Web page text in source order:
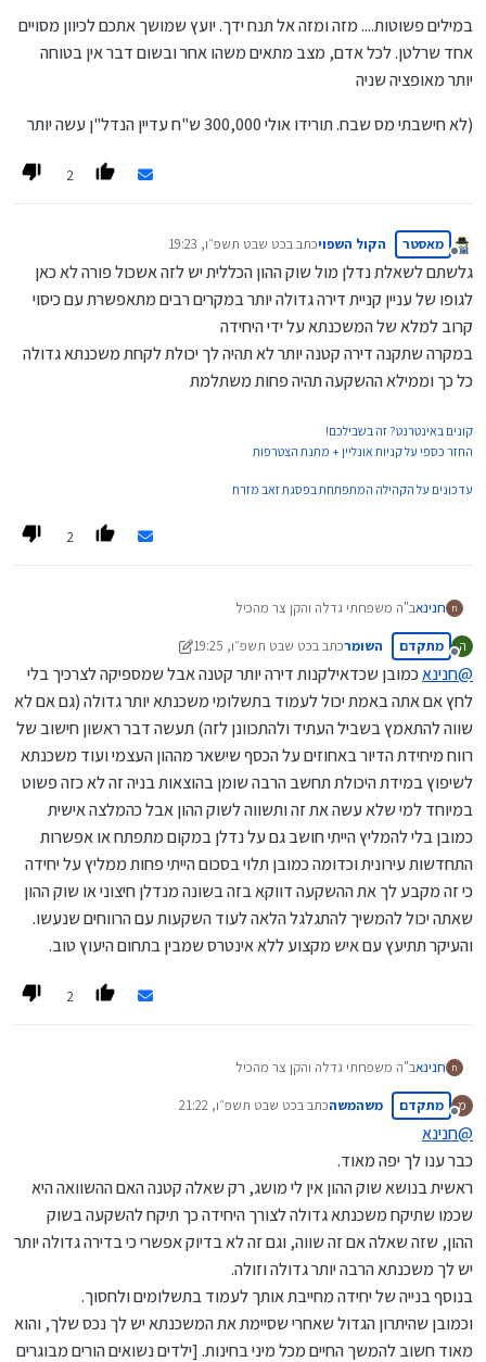
במילים פשוטות.... מזה ומזה אל תנח ידך. יועץ שמושך אתכם לכיוון מסויים
אחד שרלטן. לכל אדם, מצב מתאים משהו אחר ובשום דבר אין בטוחה
יותר מאופציה שניה
(לא חישבתי מס שבח. תורידו אולי 300,000 ש"ח עדיין הנדל"ן עשה יותר
2
מנותק
מאסטר הקול השפויכתב בכט שבט תשפ״ו, 19:23
נערך לאחרונה על ידי
גלשתם לשאלת נדלן מול שוק ההון הכללית יש לזה אשכול פורה לא כאן
לגופו של עניין קניית דירה גדולה יותר במקרים רבים מתאפשרת עם כיסוי
קרוב למלא של המשכנתא על ידי היחידה
במקרה שתקנה דירה קטנה יותר לא תהיה לך יכולת לקחת משכנתא גדולה
כל כך וממילא ההשקעה תהיה פחות משתלמת
קונים באינטרנט? זה בשבילכם!
החזר כספי על קניות אונליין + מתנת הצטרפות
עדכונים על הקהילה המתפתחת בפסגת זאב מזרח
2
ח חנינאב"ה משפחתי גדלה והקן צר מהכיל
עם משכנתא סבירה (הפער בין הדירה שלי כיום לדירה האחרת) או לקנות
דירה יותר גדולה ולעשות יחידה שתכסה את רוב הפער של התוספת
כהשקעה אני מעריך שזה לא שווה מבחינת האחוזים שזה מניב זה פחות
משוק ההון וכו' אבל לכאו' זה סוג של על הדרך כשהשכירות תכסה את רוב
הפער וכאמור
אשמח לעצת המבינים איזה עוד כיוונים ומחשבות שלא חשבתי על האופציות
הנ"ל
@משהמשה@מרים-הורביץ-נכסיםועוד...
ייש"כ
ה
מנותק
מתקדם השומרכתב בכט שבט תשפ״ו, 19:25
נערך לאחרונה על ידי השומר
@חנינאכמובן שכדאילקנות דירה יותר קטנה אבל שמספיקה לצרכיך בלי
לחץ אם אתה באמת יכול לעמוד בתשלומי משכנתא יותר גדולה (גם אם לא
שווה להתאמץ בשביל העתיד ולהתכוונן לזה) תעשה דבר ראשון חישוב של
רווח מיחידת הדיור באחוזים על הכסף שישאר מההון העצמי ועוד משכנתא
לשיפוץ במידת היכולת תחשב הרבה שומן בהוצאות בניה זה לא כזה פשוט
במיוחד למי שלא עשה את זה ותשווה לשוק ההון אבל כהמלצה אישית
כמובן בלי להמליץ הייתי חושב גם על נדלן במקום מתפתח או אפשרות
התחדשות עירונית וכדומה כמובן תלוי בסכום הייתי פחות ממליץ על יחידה
כי זה מקבע לך את ההשקעה דווקא בזה בשונה מנדלן חיצוני או שוק ההון
שאתה יכול להמשיך להתגלגל הלאה לעוד השקעות עם הרווחים שנעשו.
והעיקר תתיעץ עם איש מקצוע ללא אינטרס שמבין בתחום היעוץ טוב.
2
ח חנינאב"ה משפחתי גדלה והקן צר מהכיל
עם משכנתא סבירה (הפער בין הדירה שלי כיום לדירה האחרת) או לקנות
במשכנתא
כהשקעה אני מעריך שזה לא שווה מבחינת האחוזים שזה מניב זה פחות
משוק ההון וכו' אבל לכאו' זה סוג של על הדרך כשהשכירות תכסה את רוב
הפער וכאמור
אשמח לעצת המבינים איזה עוד כיוונים ומחשבות שלא חשבתי על האופציות
הנ"ל
@משהמשה@מרים-הורביץ-נכסיםועוד...
ייש"כ
מ
מנותק
מתקדם משהמשהכתב בכט שבט תשפ״ו, 21:22
נערך לאחרונה על ידי
@חנינא
כבר ענו לך יפה מאוד.
ראשית בנושא שוק ההון אין לי מושג, רק שאלה קטנה האם ההשוואה היא
שכמו שתיקח משכנתא גדולה לצורך היחידה כך תיקח להשקעה בשוק
ההון, שזה שאלה אם זה שווה, וגם זה לא בדיוק אפשרי כי בדירה גדולה יותר
יש לך משכנתא הרבה יותר גדולה וזולה.
בנוסף בנייה של יחידה מחייבת אותך לעמוד בתשלומים ולחסוך.
וכמובן שהיתרון הגדול שאחרי שסיימת את המשכנתא יש לך נכס שלך, והוא
מאוד חשוב להמשך החיים מכל מיני בחינות. [ילדים נשואים הורים מבוגרים